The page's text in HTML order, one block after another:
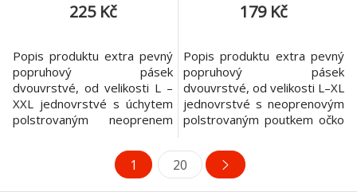
225 Kč
Popis produktu extra pevný
popruhový pásek
dvouvrstvé, od velikosti L –
XXL jednovrstvé s úchytem
polstrovaným neoprenem
identifikační značky nebo
blikátka materiál: nylon barva:
179 Kč
Popis produktu extra pevný
popruhový pásek
dvouvrstvé, od velikosti L–XL
jednovrstvé s neoprenovým
polstrovaným poutkem očko
identifikační známky
nebo blikátka materiál: nylon
barva: olivově zelená
1 20